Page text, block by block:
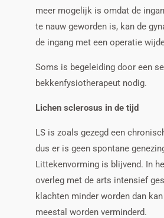
meer mogelijk is omdat de
te nauw geworden is, kan de
de ingang met een operatie
Soms is begeleiding door een
bekkenfysiotherapeut nodig.
Lichen sclerosus in de tijd
LS is zoals gezegd een
dus er is geen spontane
Littekenvorming is blijvend. In
overleg met de arts intensief
klachten minder worden dan
meestal worden verminderd.